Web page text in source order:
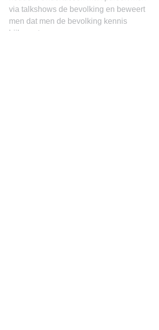
via talkshows de bevolking en beweert
men dat men de bevolking kennis
bijbrengt.